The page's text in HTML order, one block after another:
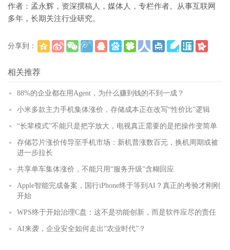
作者：孟永辉，资深撰稿人，媒体人，专栏作者。从事互联网
多年，长期关注行业研究。
分享到：
相关推荐
88%的企业都在用Agent，为什么赚到钱的不到一成？
小米多款主力手机集体涨价，存储成本正在改写“性价比”逻辑
“长辈模式”不能只是把字放大，电视真正需要的是把操作变简单
存储芯片涨价传导至手机市场：新机普涨数百元，换机周期或被
进一步拉长
共享单车集体涨价，不能只用“服务升级”含糊回应
Apple智能完成备案，国行iPhone终于等到AI？真正的考验才刚刚
开始
WPS终于开始治理C盘：这不是功能创新，而是软件应尽的责任
AI来袭，企业安全如何走出“农业时代”？